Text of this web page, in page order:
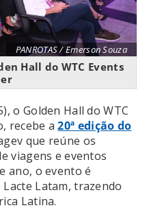
PANROTAS / Emerson Souza
Hall do WTC Events
o Golden Hall do WTC
recebe a20ª edição do
que reúne os
viagens e eventos
ano, o evento é
Latam, trazendo
Latina.